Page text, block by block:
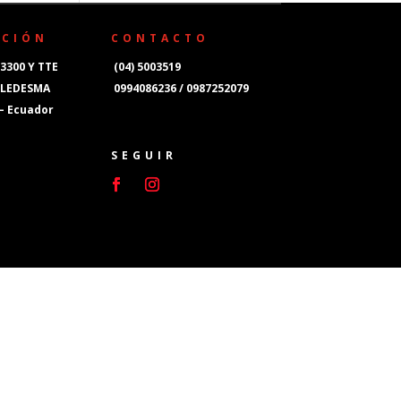
Y TTE
Ecuador
CONTACTO
(04) 5003519
0994086236 / 0987252079
SEGUIR